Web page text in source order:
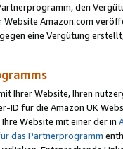
den
Amazon.com
eine Vergütung
Ihrer Website, Ihren
ID für die Amazon UK
Website mit einer der in
das Partnerprogramm